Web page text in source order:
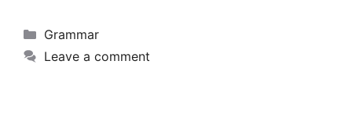
Categories
Grammar
Leave a comment